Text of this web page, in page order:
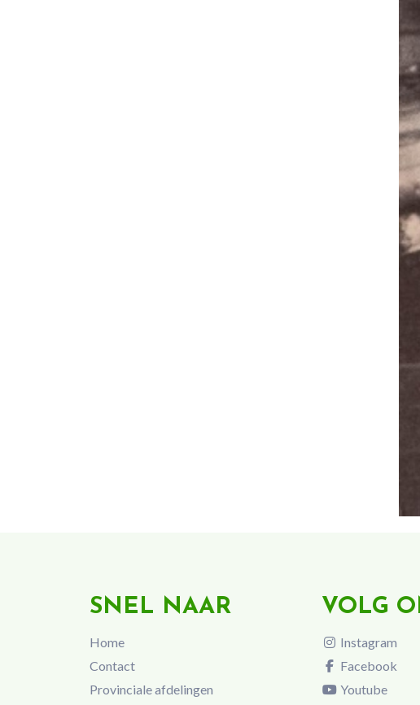
SNEL NAAR
Home
Contact
Provinciale afdelingen
VOLG
Instagram
Facebook
Youtube